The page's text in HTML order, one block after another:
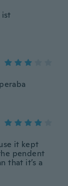
ist
it kept
pendent
that it’s a